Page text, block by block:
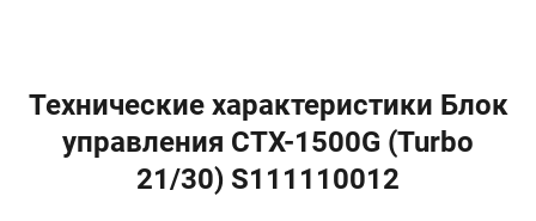
Технические характеристики Блок
управления CTX-1500G (Turbo
21/30) S111110012